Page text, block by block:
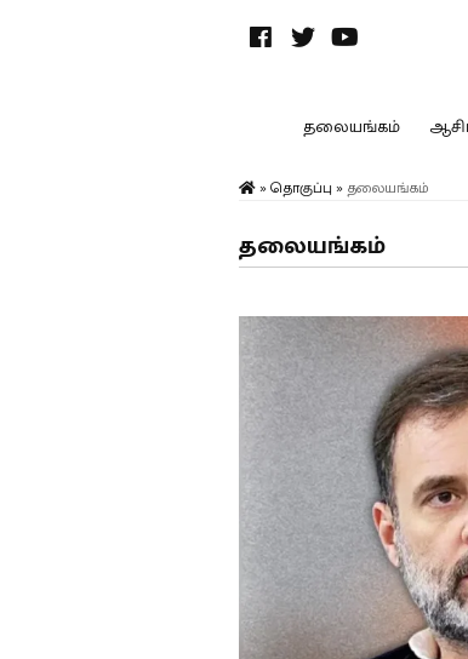
தலையங்கம்
» தொகுப்பு » தலையங்கம்
தலையங்கம்